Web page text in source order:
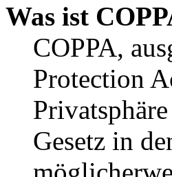
Was ist
COPPA,
Protection
Gesetz in